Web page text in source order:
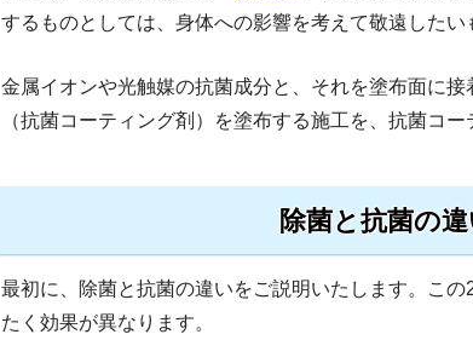
するものとしては、身体への影響を考えて敬遠したい
金属イオンや光触媒の抗菌成分と、それを塗布面に
（抗菌コーティング剤）を塗布する施工を、抗菌コー
除菌と抗菌の
最初に、除菌と抗菌の違いをご説明いたします。こ
たく効果が異なります。